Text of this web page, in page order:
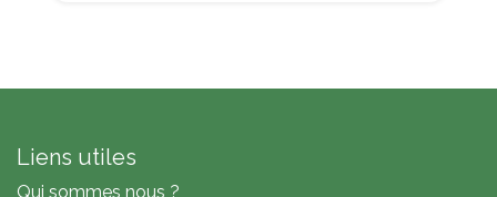
Liens utiles
Qui sommes nous ?